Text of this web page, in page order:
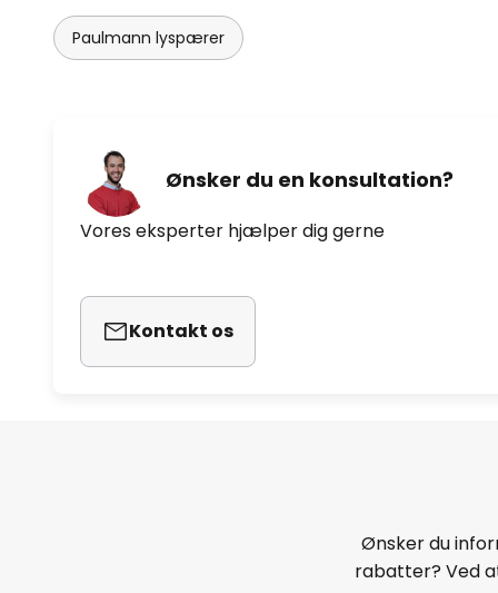
Paulmann lyspærer
Ønsker du en konsultation?
Vores eksperter hjælper dig gerne
Kontakt os
Ønsker du
rabatter? Ved